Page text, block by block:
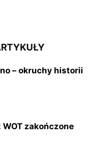
– okruchy historii
WOT zakończone